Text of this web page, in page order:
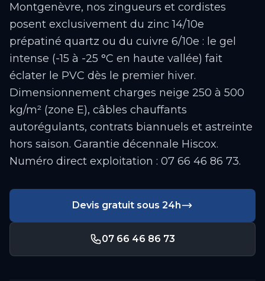
Montgenèvre, nos zingueurs et cordistes
posent exclusivement du zinc 14/10e
prépatiné quartz ou du cuivre 6/10e : le gel
intense (-15 à -25 °C en haute vallée) fait
éclater le PVC dès le premier hiver.
Dimensionnement charges neige 250 à 500
kg/m² (zone E), câbles chauffants
autorégulants, contrats biannuels et astreinte
hors saison. Garantie décennale Hiscox.
Numéro direct exploitation : 07 66 46 86 73.
Devis gratuit sous 24h
07 66 46 86 73